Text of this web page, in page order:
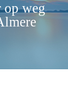
op weg